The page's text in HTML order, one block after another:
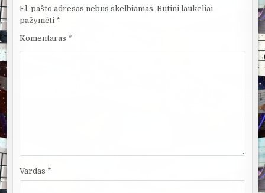
El. pašto adresas nebus skelbiamas. Būtini laukeliai
pažymėti *
Komentaras *
Vardas *